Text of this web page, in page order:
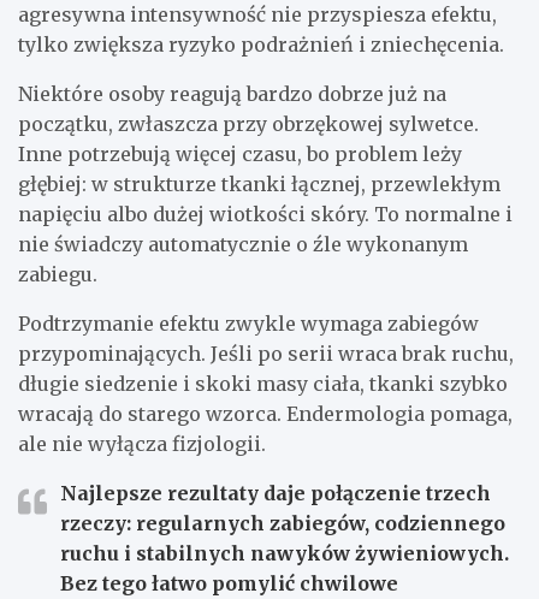
agresywna intensywność nie przyspiesza efektu,
tylko zwiększa ryzyko podrażnień i zniechęcenia.
Niektóre osoby reagują bardzo dobrze już na
początku, zwłaszcza przy obrzękowej sylwetce.
Inne potrzebują więcej czasu, bo problem leży
głębiej: w strukturze tkanki łącznej, przewlekłym
napięciu albo dużej wiotkości skóry. To normalne i
nie świadczy automatycznie o źle wykonanym
zabiegu.
Podtrzymanie efektu zwykle wymaga zabiegów
przypominających. Jeśli po serii wraca brak ruchu,
długie siedzenie i skoki masy ciała, tkanki szybko
wracają do starego wzorca. Endermologia pomaga,
ale nie wyłącza fizjologii.
Najlepsze rezultaty daje połączenie trzech
rzeczy: regularnych zabiegów, codziennego
ruchu i stabilnych nawyków żywieniowych.
Bez tego łatwo pomylić chwilowe